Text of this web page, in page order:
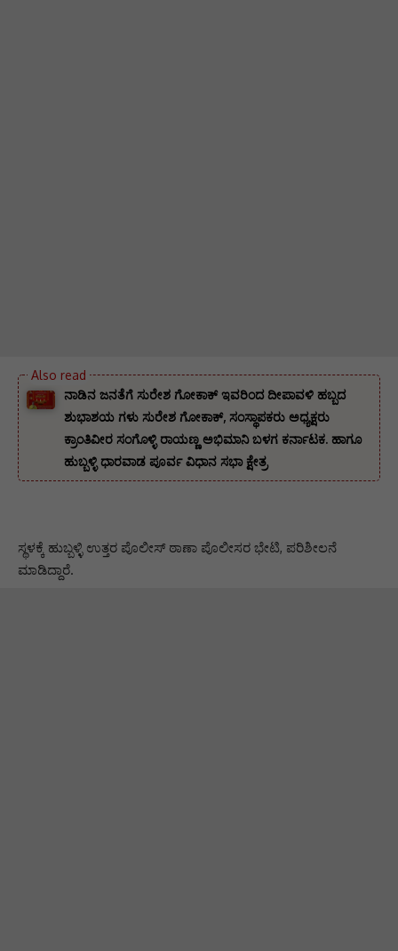
ನಾಡಿನ ಜನತೆಗೆ ಸುರೇಶ ಗೋಕಾಕ್ ಇವರಿಂದ ದೀಪಾವಳಿ ಹಬ್ಬದ
ಶುಭಾಶಯ ಗಳು ಸುರೇಶ ಗೋಕಾಕ್, ಸಂಸ್ಥಾಪಕರು ಅಧ್ಯಕ್ಷರು
ಕ್ರಾಂತಿವೀರ ಸಂಗೊಳ್ಳಿ ರಾಯಣ್ಣ ಅಭಿಮಾನಿ ಬಳಗ ಕರ್ನಾಟಕ. ‌ಹಾಗೂ
ಹುಬ್ಬಳ್ಳಿ ಧಾರವಾಡ ಪೂರ್ವ ವಿಧಾನ ಸಭಾ ಕ್ಷೇತ್ರ
ಸ್ಥಳಕ್ಕೆ ಹುಬ್ಬಳ್ಳಿ ಉತ್ತರ ಪೊಲೀಸ್ ಠಾಣಾ ಪೊಲೀಸರ ಭೇಟಿ, ಪರಿಶೀಲನೆ
ಮಾಡಿದ್ದಾರೆ.